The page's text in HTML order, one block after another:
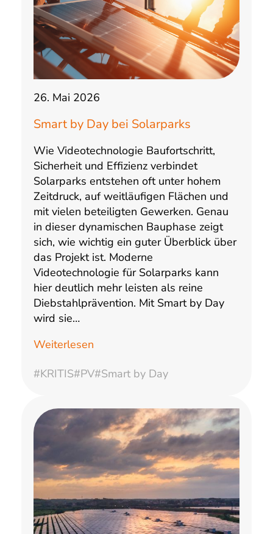
26. Mai 2026
Smart by Day bei Solarparks
Wie Videotechnologie Baufortschritt,
Sicherheit und Effizienz verbindet
Solarparks entstehen oft unter hohem
Zeitdruck, auf weitläufigen Flächen und
mit vielen beteiligten Gewerken. Genau
in dieser dynamischen Bauphase zeigt
sich, wie wichtig ein guter Überblick über
das Projekt ist. Moderne
Videotechnologie für Solarparks kann
hier deutlich mehr leisten als reine
Diebstahlprävention. Mit Smart by Day
wird sie…
Weiterlesen
#KRITIS#PV#Smart by Day